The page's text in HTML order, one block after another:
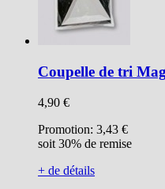
Coupelle de tri
4,90 €
Promotion: 3,43 €
soit 30% de remise
+ de détails